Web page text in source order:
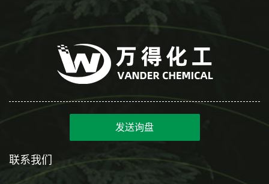
发送询盘
联系我们